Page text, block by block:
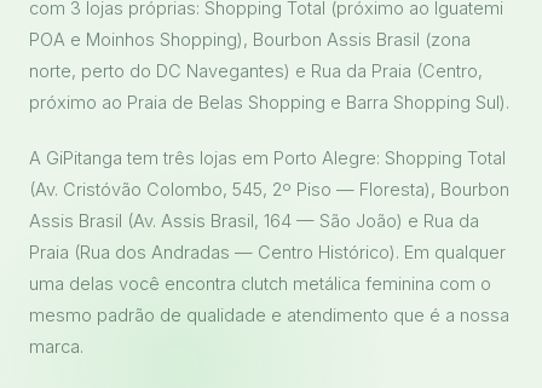
com 3 lojas próprias: Shopping Total (próximo ao Iguatemi
POA e Moinhos Shopping), Bourbon Assis Brasil (zona
norte, perto do DC Navegantes) e Rua da Praia (Centro,
próximo ao Praia de Belas Shopping e Barra Shopping Sul).
A GiPitanga tem três lojas em Porto Alegre: Shopping Total
(Av. Cristóvão Colombo, 545, 2º Piso — Floresta), Bourbon
Assis Brasil (Av. Assis Brasil, 164 — São João) e Rua da
Praia (Rua dos Andradas — Centro Histórico). Em qualquer
uma delas você encontra clutch metálica feminina com o
mesmo padrão de qualidade e atendimento que é a nossa
marca.